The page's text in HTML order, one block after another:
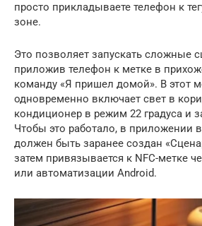
просто прикладываете телефон к
зоне.
Это позволяет запускать сложные
приложив телефон к метке в
команду «Я пришел домой». В этот
одновременно включает свет в
кондиционер в режим 22 градуса и
Чтобы это работало, в приложении
должен быть заранее создан
затем привязывается к NFC-метке
или автоматизации Android.